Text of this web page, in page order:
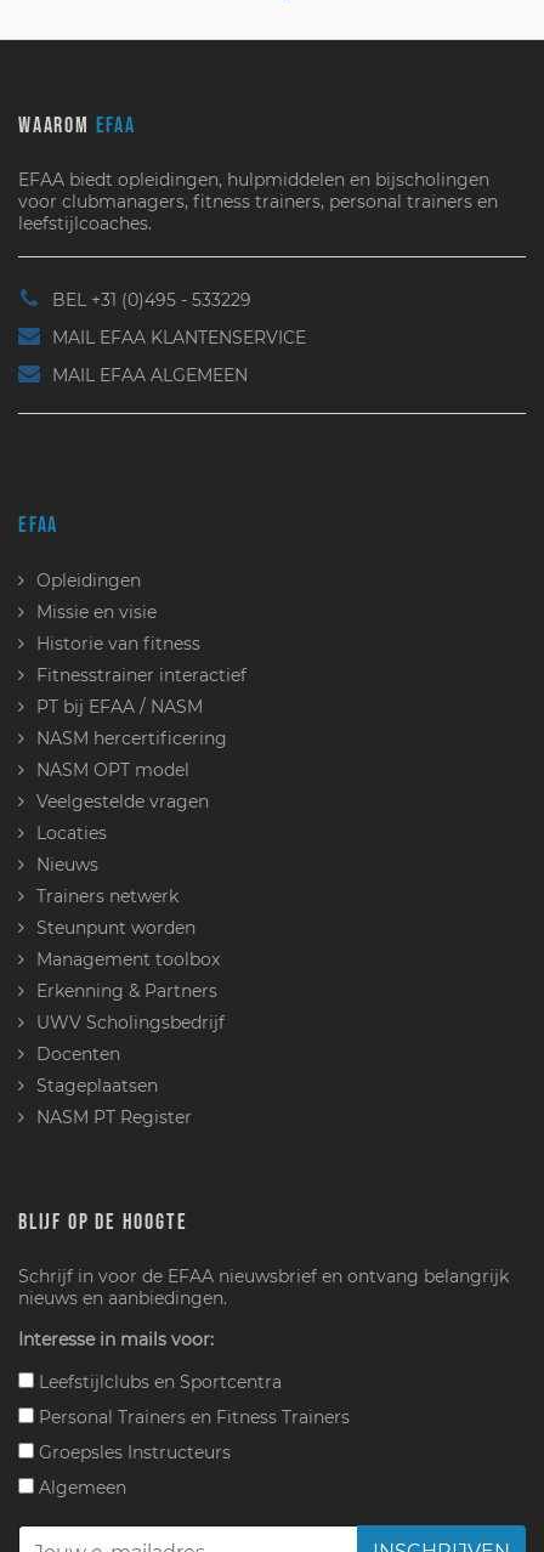
WAAROM EFAA
EFAA biedt opleidingen, hulpmiddelen en bijscholingen
voor clubmanagers, fitness trainers, personal trainers en
leefstijlcoaches.
BEL +31 (0)495 - 533229
MAIL EFAA KLANTENSERVICE
MAIL EFAA ALGEMEEN
EFAA
Opleidingen
Missie en visie
Historie van fitness
Fitnesstrainer interactief
PT bij EFAA / NASM
NASM hercertificering
NASM OPT model
Veelgestelde vragen
Locaties
Nieuws
Trainers netwerk
Steunpunt worden
Management toolbox
Erkenning & Partners
UWV Scholingsbedrijf
Docenten
Stageplaatsen
NASM PT Register
BLIJF OP DE HOOGTE
Schrijf in voor de EFAA nieuwsbrief en ontvang belangrijk
nieuws en aanbiedingen.
Interesse in mails voor:
Leefstijlclubs en Sportcentra
Personal Trainers en Fitness Trainers
Groepsles Instructeurs
Algemeen